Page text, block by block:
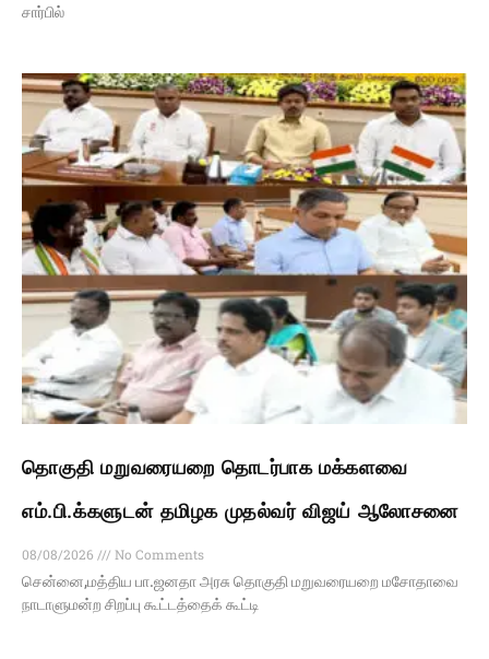
சார்பில்
தொகுதி மறுவரையறை தொடர்பாக மக்களவை
எம்.பி.க்களுடன் தமிழக முதல்வர் விஜய் ஆலோசனை
08/08/2026
No Comments
சென்னை,மத்திய பா.ஜனதா அரசு தொகுதி மறுவரையறை மசோதாவை
நாடாளுமன்ற சிறப்பு கூட்டத்தைக் கூட்டி